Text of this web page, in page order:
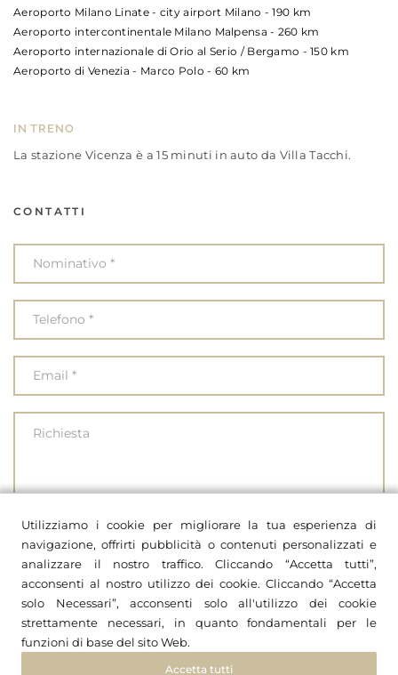
Utilizziamo i cookie per migliorare la tua esperienza di
navigazione, offrirti pubblicità o contenuti personalizzati e
analizzare il nostro traffico. Cliccando “Accetta tutti”,
acconsenti al nostro utilizzo dei cookie. Cliccando “Accetta
solo Necessari”, acconsenti solo all'utilizzo dei cookie
strettamente necessari, in quanto fondamentali per le
funzioni di base del sito Web.
Accetta tutti
Aeroporto Milano Linate - city airport Milano - 190 km
Aeroporto intercontinentale Milano Malpensa - 260 km
Aeroporto internazionale di Orio al Serio / Bergamo - 150 km
Aeroporto di Venezia - Marco Polo - 60 km
IN TRENO
La stazione Vicenza è a 15 minuti in auto da Villa Tacchi.
CONTATTI
Ho letto e accetto leprivacy policydi questo sito web